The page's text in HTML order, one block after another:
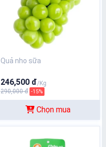
Quả nho sữa
246,500 đ/Kg
290,000 đ -15%
Chọn mua